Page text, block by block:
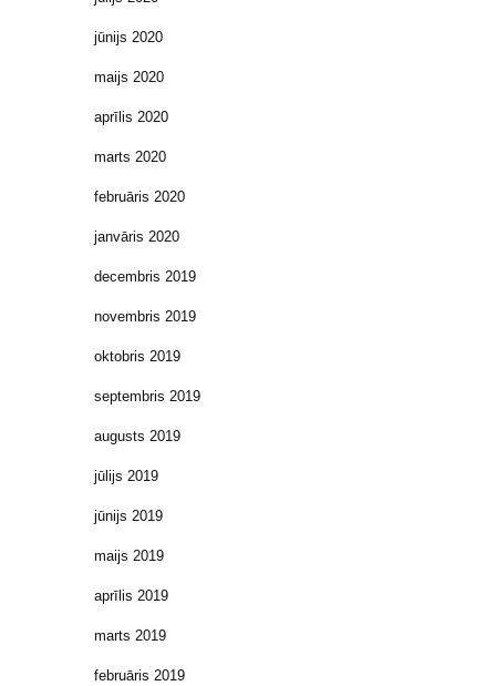
jūnijs 2020
maijs 2020
aprīlis 2020
marts 2020
februāris 2020
janvāris 2020
decembris 2019
novembris 2019
oktobris 2019
septembris 2019
augusts 2019
jūlijs 2019
jūnijs 2019
maijs 2019
aprīlis 2019
marts 2019
februāris 2019